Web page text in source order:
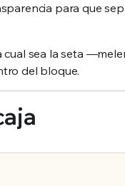
para que
sea la seta
del bloque.